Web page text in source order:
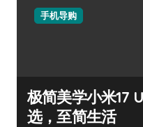
手机导购
极简美学小米17
选，至简生活